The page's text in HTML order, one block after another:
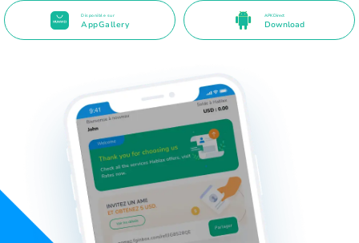
Disponible sur
AppGallery
APK Direct
Download